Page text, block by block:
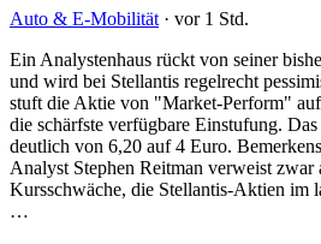
Auto & E-Mobilität · vor 1 Std.
Ein Analystenhaus rückt von seiner
und wird bei Stellantis regelrecht
stuft die Aktie von "Market-Perform"
die schärfste verfügbare Einstufung.
deutlich von 6,20 auf 4 Euro.
Analyst Stephen Reitman verweist zwar
Kursschwäche, die Stellantis-Aktien im
…